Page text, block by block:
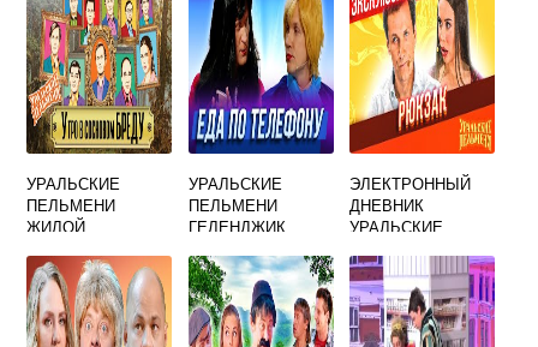
УРАЛЬСКИЕ
ПЕЛЬМЕНИ
ЖИЛОЙ
НИЗОТА
УРАЛЬСКИЕ
ПЕЛЬМЕНИ
ГЕЛЕНДЖИК
ЭЛЕКТРОННЫЙ
ДНЕВНИК
УРАЛЬСКИЕ